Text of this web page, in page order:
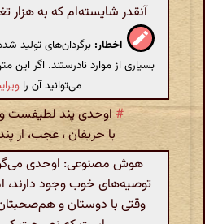
آنقدر شایسته‌ام که به هزار
اخطار: برگردان‌های
بسیاری از موارد نادرستند. اگر
می‌توانید آن را
# اوحدی پند لطیفست
با حریفان ، عجب، ار
هوش مصنوعی: اوحدی
توصیه‌های خوب وجود دارند،
وقتی با دوستان و